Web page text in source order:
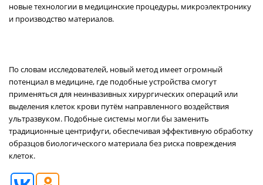
новые технологии в медицинские процедуры, микроэлектронику
и производство материалов.
По словам исследователей, новый метод имеет огромный
потенциал в медицине, где подобные устройства смогут
применяться для неинвазивных хирургических операций или
выделения клеток крови путём направленного воздействия
ультразвуком. Подобные системы могли бы заменить
традиционные центрифуги, обеспечивая эффективную обработку
образцов биологического материала без риска повреждения
клеток.